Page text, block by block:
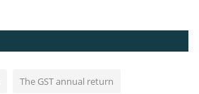
The GST annual return